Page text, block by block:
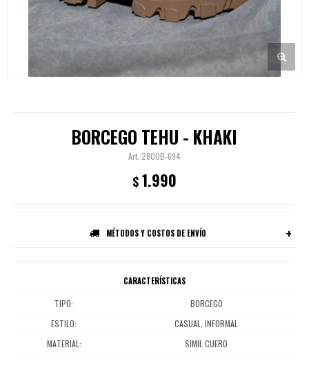
BORCEGO TEHU - KHAKI
2800B-694
$1.990
MÉTODOS Y COSTOS DE ENVÍO
CARACTERÍSTICAS
TIPO
BORCEGO
ESTILO
CASUAL, INFORMAL
MATERIAL
SIMIL CUERO